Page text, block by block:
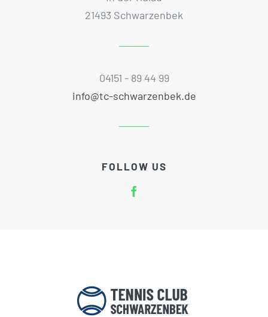
21493 Schwarzenbek
04151 - 89 44 99
info@tc-schwarzenbek.de
FOLLOW US